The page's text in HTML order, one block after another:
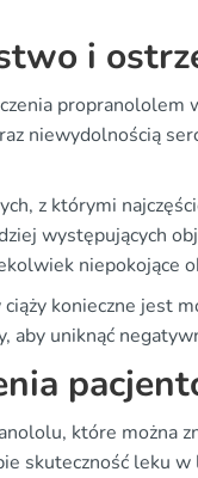
i
niewydolnością
z którymi
występujących
niepokojące
konieczne jest
aby uniknąć
które można
skuteczność leku w